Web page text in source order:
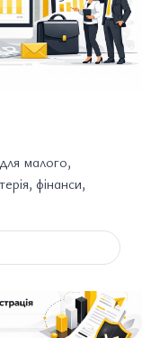
малого,
фінанси,